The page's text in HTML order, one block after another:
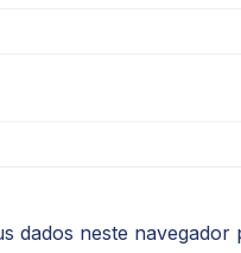
dados neste navegador